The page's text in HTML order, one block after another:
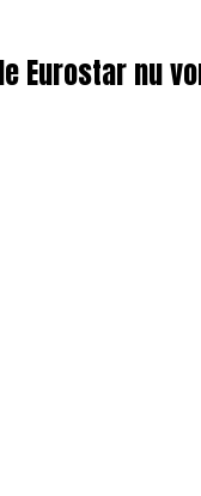
Eurostar nu